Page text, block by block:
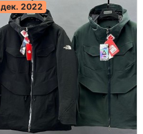
дек. 2022